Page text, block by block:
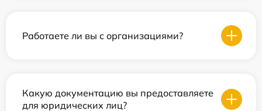
Работаете ли вы с организациями?
Какую документацию вы предоставляете
для юридических лиц?